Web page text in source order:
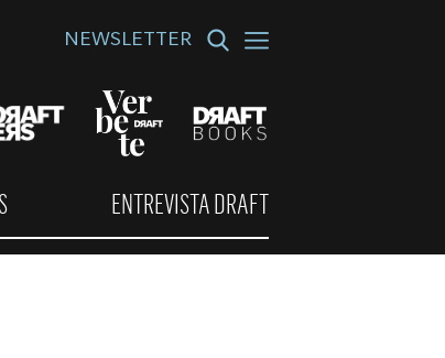
NEWSLETTER
ENTREVISTA DRAFT